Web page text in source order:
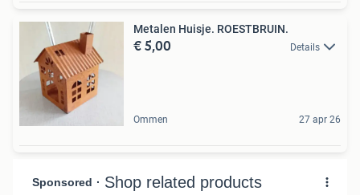
Metalen Huisje. ROESTBRUIN.
€ 5,00 Details
Ommen 27 apr 26